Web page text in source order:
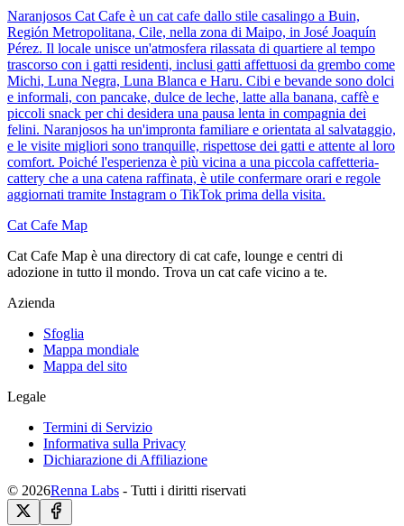
Naranjosos Cat Cafe è un cat cafe dallo stile casalingo a Buin,
Región Metropolitana, Cile, nella zona di Maipo, in José Joaquín
Pérez. Il locale unisce un'atmosfera rilassata di quartiere al tempo
trascorso con i gatti residenti, inclusi gatti affettuosi da grembo come
Michi, Luna Negra, Luna Blanca e Haru. Cibi e bevande sono dolci
e informali, con pancake, dulce de leche, latte alla banana, caffè e
piccoli snack per chi desidera una pausa lenta in compagnia dei
felini. Naranjosos ha un'impronta familiare e orientata al salvataggio,
e le visite migliori sono tranquille, rispettose dei gatti e attente al loro
comfort. Poiché l'esperienza è più vicina a una piccola caffetteria-
cattery che a una catena raffinata, è utile confermare orari e regole
aggiornati tramite Instagram o TikTok prima della visita.
Cat Cafe Map
Cat Cafe Map è una directory di cat cafe, lounge e centri di
adozione in tutto il mondo. Trova un cat cafe vicino a te.
Azienda
Sfoglia
Mappa mondiale
Mappa del sito
Legale
Termini di Servizio
Informativa sulla Privacy
Dichiarazione di Affiliazione
© 2026Renna Labs - Tutti i diritti riservati